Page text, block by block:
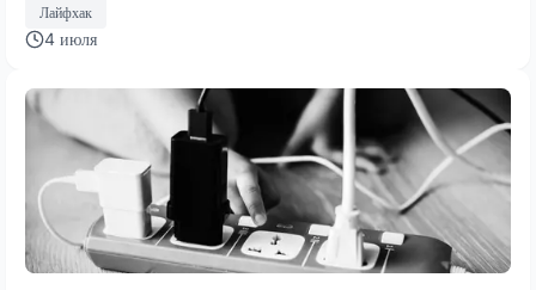
Лайфхак
4 июля